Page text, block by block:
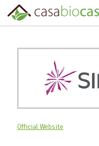
Official Website